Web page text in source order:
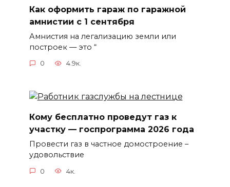
Как оформить гараж по гаражной
амнистии с 1 сентября
Амнистия на легализацию земли или
построек — это “
0 4.9к.
Кому бесплатно проведут газ к
участку — госпрограмма 2026 года
Провести газ в частное домостроение –
удовольствие
0 4к.